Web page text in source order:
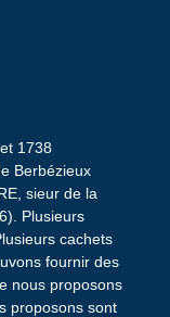
1738
Berbézieux
sieur de la
Plusieurs
cachets
fournir des
nous proposons
proposons sont